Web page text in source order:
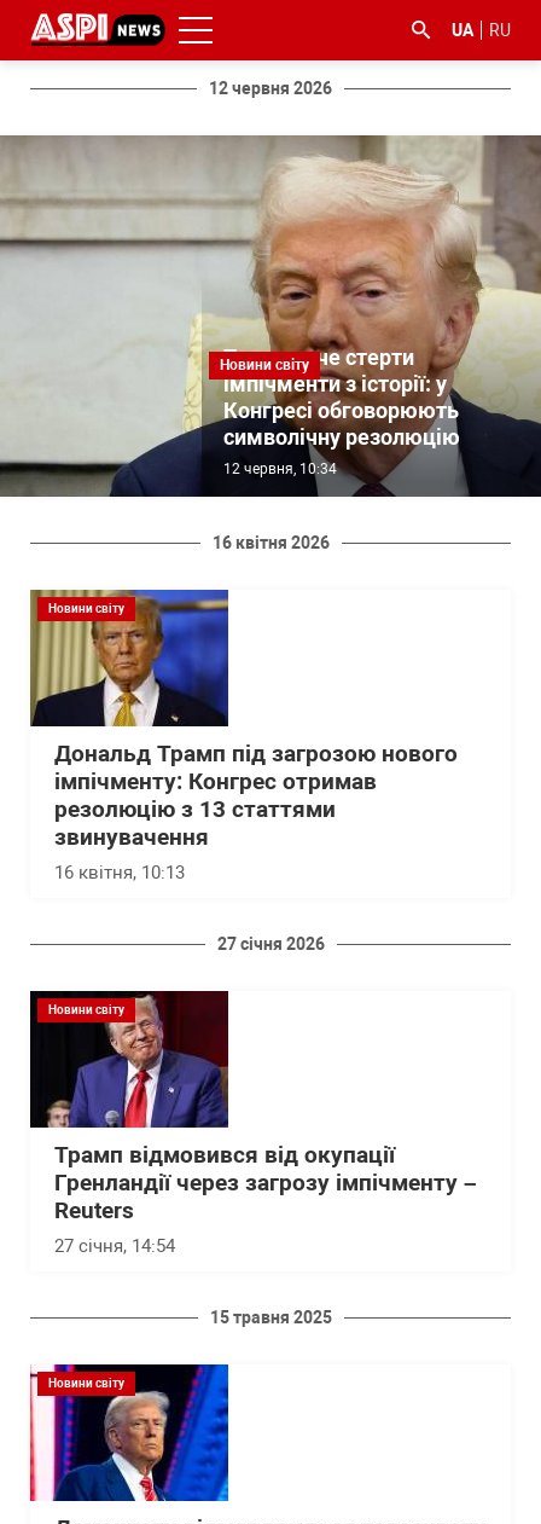
UA RU
12 червня 2026
Новини світу
Трамп хоче стерти
імпічменти з історії: у
Конгресі обговорюють
символічну резолюцію
12 червня, 10:34
16 квітня 2026
Новини світу
Дональд Трамп під загрозою нового
імпічменту: Конгрес отримав
резолюцію з 13 статтями
звинувачення
16 квітня, 10:13
27 січня 2026
Новини світу
Трамп відмовився від окупації
Гренландії через загрозу імпічменту –
Reuters
27 січня, 14:54
15 травня 2025
Новини світу
#Київ #коронавірус